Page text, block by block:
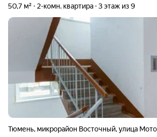
50,7 м² 2-комн. квартира 3 этаж из 9
Тюмень, микрорайон Восточный,улица